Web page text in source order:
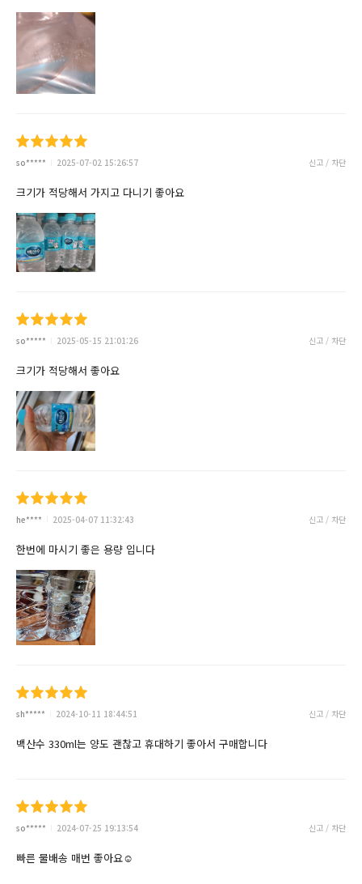
so***** 2025-07-02 15:26:57 신고 / 차단
크기가 적당해서 가지고 다니기 좋아요
so***** 2025-05-15 21:01:26 신고 / 차단
크기가 적당해서 좋아요
he**** 2025-04-07 11:32:43 신고 / 차단
한번에 마시기 좋은 용량 입니다
sh***** 2024-10-11 18:44:51 신고 / 차단
백산수 330ml는 양도 괜찮고 휴대하기 좋아서 구매합니다
so***** 2024-07-25 19:13:54 신고 / 차단
빠른 물배송 매번 좋아요☺️